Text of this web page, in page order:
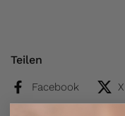
Teilen
Facebook